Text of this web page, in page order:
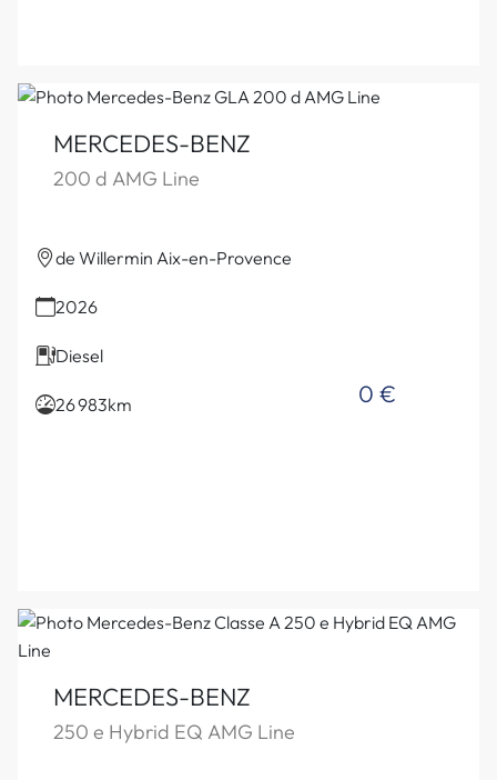
MERCEDES-BENZ
200 d AMG Line
de Willermin Aix-en-Provence
2026
Diesel
26 983km 0 €
MERCEDES-BENZ
250 e Hybrid EQ AMG Line